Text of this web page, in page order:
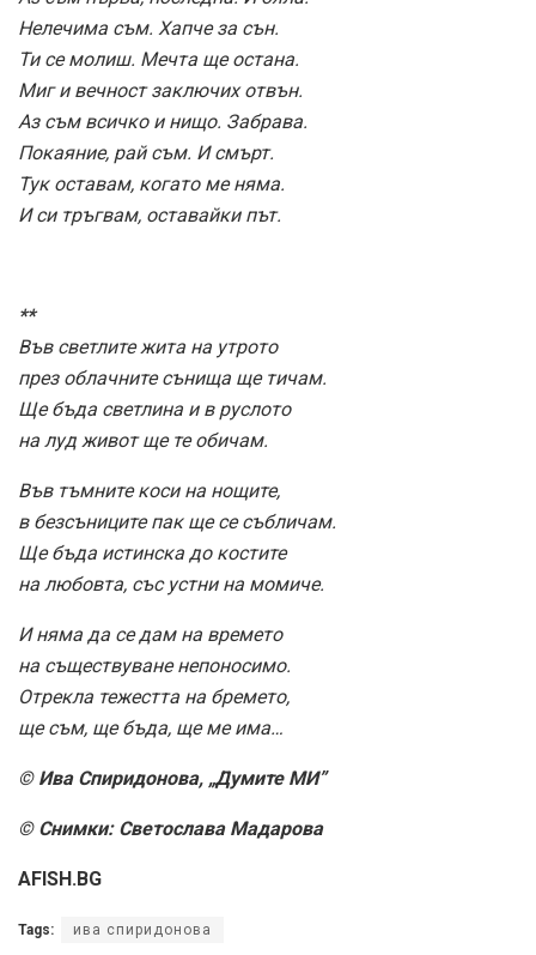
Нелечима съм. Хапче за сън.
Ти се молиш. Мечта ще остана.
Миг и вечност заключих отвън.
Аз съм всичко и нищо. Забрава.
Покаяние, рай съм. И смърт.
Тук оставам, когато ме няма.
И си тръгвам, оставайки път.
**
Във светлите жита на утрото
през облачните сънища ще тичам.
Ще бъда светлина и в руслото
на луд живот ще те обичам.
Във тъмните коси на нощите,
в безсъниците пак ще се събличам.
Ще бъда истинска до костите
на любовта, със устни на момиче.
И няма да се дам на времето
на съществуване непоносимо.
Отрекла тежестта на бремето,
ще съм, ще бъда, ще ме има…
© Ива Спиридонова, „Думите МИ”
© Снимки: Светослава Мадарова
AFISH.BG
Tags: ива спиридонова